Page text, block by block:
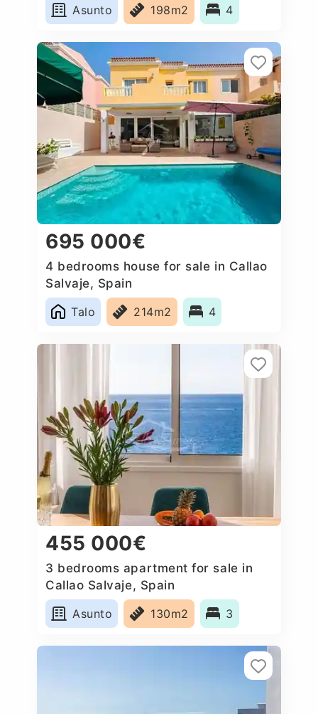
Asunto
198m2 4
695 000€
4 bedrooms house for sale in Callao
Salvaje, Spain
Talo
214m2 4
455 000€
3 bedrooms apartment for sale in
Callao Salvaje, Spain
Asunto
130m2 3